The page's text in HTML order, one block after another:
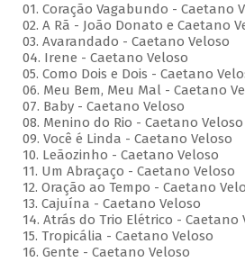
01. Coração Vagabundo - Caetano
02. A Rã - João Donato e Caetano
03. Avarandado - Caetano Veloso
04. Irene - Caetano Veloso
05. Como Dois e Dois - Caetano
06. Meu Bem, Meu Mal - Caetano
07. Baby - Caetano Veloso
08. Menino do Rio - Caetano Veloso
09. Você é Linda - Caetano Veloso
10. Leãozinho - Caetano Veloso
11. Um Abraçaço - Caetano Veloso
12. Oração ao Tempo - Caetano
13. Cajuína - Caetano Veloso
14. Atrás do Trio Elétrico - Caetano
15. Tropicália - Caetano Veloso
16. Gente - Caetano Veloso